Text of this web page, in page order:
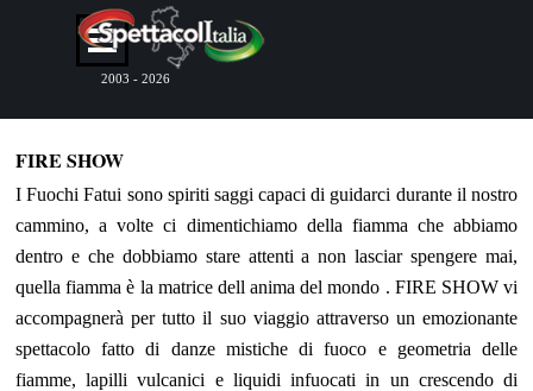
Vai ai contenuti
Salta menù
2003 - 2026
FIRE SHOW
I Fuochi Fatui sono spiriti saggi capaci di guidarci durante il nostro
cammino, a volte ci dimentichiamo della fiamma che abbiamo
dentro e che dobbiamo stare attenti a non lasciar spengere mai,
quella fiamma è la matrice dell anima del mondo . FIRE SHOW vi
accompagnerà per tutto il suo viaggio attraverso un emozionante
spettacolo fatto di danze mistiche di fuoco e geometria delle
fiamme, lapilli vulcanici e liquidi infuocati in un crescendo di